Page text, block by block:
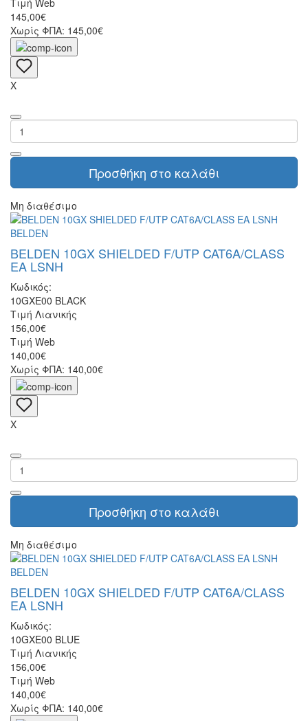
145,00€
Χωρίς ΦΠΑ: 145,00€
X
Προσθήκη στο καλάθι
Μη διαθέσιμο
BELDEN
BELDEN 10GX SHIELDED F/UTP CAT6A/CLASS
EA LSNH
Κωδικός:
10GXE00 BLACK
Τιμή Λιανικής
156,00€
Τιμή Web
140,00€
Χωρίς ΦΠΑ: 140,00€
X
Προσθήκη στο καλάθι
Μη διαθέσιμο
BELDEN
BELDEN 10GX SHIELDED F/UTP CAT6A/CLASS
EA LSNH
Κωδικός:
10GXE00 BLUE
Τιμή Λιανικής
156,00€
Τιμή Web
140,00€
Χωρίς ΦΠΑ: 140,00€